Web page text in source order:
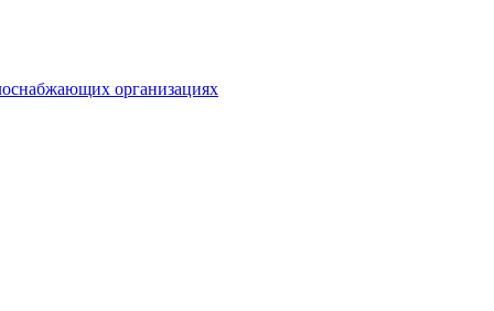
организациях